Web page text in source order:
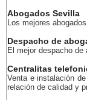
Abogados Sevilla
Los mejores
Despacho de
El mejor despacho de
Centralitas
Venta e instalación
relación de calidad y